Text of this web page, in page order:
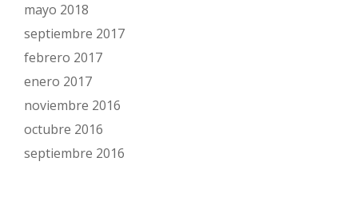
mayo 2018
septiembre 2017
febrero 2017
enero 2017
noviembre 2016
octubre 2016
septiembre 2016